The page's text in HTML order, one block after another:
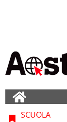
SCUOLA